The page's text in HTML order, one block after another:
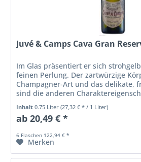
Juvé & Camps Cava Gran
Im Glas präsentiert er sich
feinen Perlung. Der zartwürzige
Champagner-Art und das delikate,
sind die anderen
Inhalt0.75 Liter(27,32 € * / 1 Liter)
ab 20,49 € *
6 Flaschen 122,94 € *
Merken